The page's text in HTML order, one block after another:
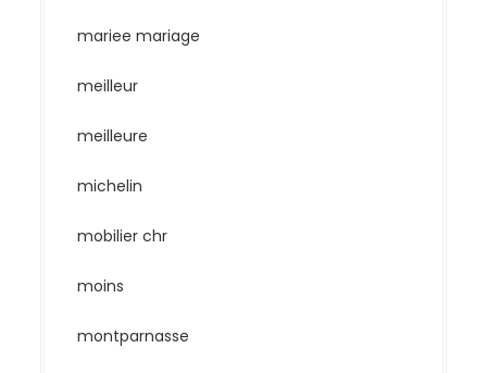
mariee mariage
meilleur
meilleure
michelin
mobilier chr
moins
montparnasse